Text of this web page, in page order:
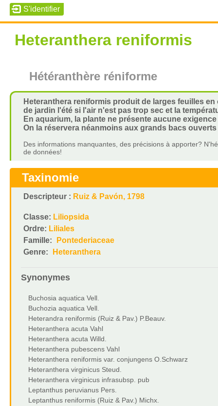
Heteranthera reniformis
Hétéranthère réniforme
Heteranthera reniformis produit de larges feuilles
de jardin l'été si l'air n'est pas trop sec et la
En aquarium, la plante ne présente aucune
On la réservera néanmoins aux grands bacs
Des informations manquantes, des précisions à apporter?
de données!
Taxinomie
Descripteur : Ruiz & Pavón, 1798
Classe: Liliopsida
Ordre: Liliales
Famille:
Pontederiaceae
Genre:
Heteranthera
Synonymes
Buchosia aquatica Vell.
Buchozia aquatica Vell.
Heterandra reniformis (Ruiz & Pav.) P.Beauv.
Heteranthera acuta Vahl
Heteranthera acuta Willd.
Heteranthera pubescens Vahl
Heteranthera reniformis var. conjungens O.Schwarz
Heteranthera virginicus Steud.
Heteranthera virginicus infrasubsp. pub
Leptanthus peruvianus Pers.
Leptanthus reniformis (Ruiz & Pav.) Michx.